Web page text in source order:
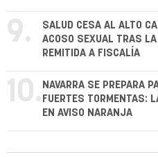
9.
SALUD CESA AL ALTO
ACOSO SEXUAL TRAS
REMITIDA A FISCALÍA
10. NAVARRA SE PREPARA
FUERTES TORMENTAS:
EN AVISO NARANJA